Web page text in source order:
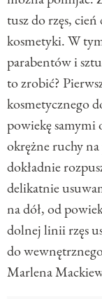
tusz do rzęs,
kosmetyki. W
parabentów i
to zrobić?
kosmetycznego
powiekę samymi
okrężne ruchy
dokładnie
delikatnie
na dół, od
dolnej linii rzęs
do
Marlena